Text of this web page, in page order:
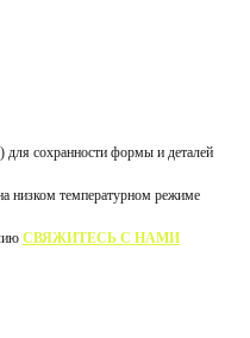
для сохранности формы и деталей
низком температурном режиме
СВЯЖИТЕСЬ С НАМИ